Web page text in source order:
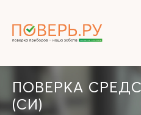
ПОВЕРКА
(СИ)